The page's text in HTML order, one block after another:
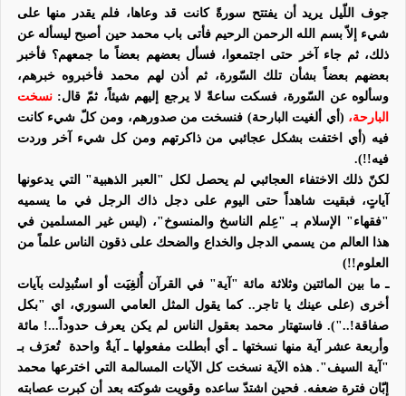
جوف اللّيل يريد أن يفتتح سورةً كانت قد وعاها، فلم يقدر منها على
شيء إلاّ بسم الله الرحمن الرحيم فأتى باب محمد حين أصبح ليسأله عن
ذلك، ثم جاء آخر حتى اجتمعوا، فسأل بعضهم بعضاً ما جمعهم؟ فأخبر
بعضهم بعضاً بشأن تلك السّورة، ثم أذن لهم محمد فأخبروه خبرهم،
وسألوه عن السّورة، فسكت ساعةً لا يرجع إليهم شيئاً، ثمّ قال:نسخت
البارحة، (أي ألغيت البارحة) فنسخت من صدورهم، ومن كلّ شيء كانت
فيه (أي اختفت بشكل عجائبي من ذاكرتهم ومن كل شيء آخر وردت
فيه!!).
لكنّ ذلك الاختفاء العجائبي لم يحصل لكل "العبر الذهبية" التي يدعونها
آياتٍ، فبقيت شاهداً حتى اليوم على دجل ذاك الرجل في ما يسميه
"فقهاء" الإسلام بـ "عِلم الناسخ والمنسوخ"، (ليس غير المسلمين في
هذا العالم من يسمي الدجل والخداع والضحك على ذقون الناس علماً من
العلوم!!)
ـ ما بين المائتين وثلاثة مائة "آية" في القرآن أُلغِيَت أو استُبدِلت بآيات
أخرى (على عينك يا تاجر.. كما يقول المثل العامي السوري، اي "بكل
صفاقة!.."). فاستهتار محمد بعقول الناس لم يكن يعرف حدوداً...! مائة
وأربعة عشر آية منها نسختها ـ أي أبطلت مفعولها ـ آيةٌ واحدة
تُعرَف بـ
"آية السيف". هذه الآية نسخت كل الآيات المسالمة التي اخترعها محمد
إبّان فترة ضعفه. فحين اشتدّ ساعده وقويت شوكته بعد أن كبرت عصابته